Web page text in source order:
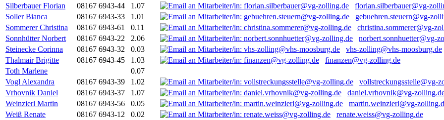
Silberbauer Florian
08167 6943-44 1.07
florian.silberbauer@vg-
Soller Bianca
08167 6943-33 1.01
gebuehren.steuern@vg-
Sommerer Christina
08167 6943-61 0.11
christina.sommerer@vg-
Sonnhütter Norbert
08167 6943-22 2.06
norbert.sonnhuetter@vg-
Steinecke Corinna
08167 6943-32 0.03
vhs-zolling@vhs-moosburg.de
Thalmair Brigitte
08167 6943-45 1.03
finanzen@vg-zolling.de
Toth Marlene
0.07
Vogl Alexandra
08167 6943-39 1.02
vollstreckungsstelle@vg-
Vrhovnik Daniel
08167 6943-37 1.07
daniel.vrhovnik@vg-
Weinzierl Martin
08167 6943-56 0.05
martin.weinzierl@vg-
Weiß Renate
08167 6943-12 0.02
renate.weiss@vg-zolling.de